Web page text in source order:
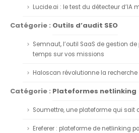
Lucide.ai : le test du détecteur d’IA
Catégorie : Outils d’audit SEO
Semnaut, l’outil SaaS de gestion
temps sur vos missions
Haloscan révolutionne la
Catégorie : Plateformes netlinking
Soumettre, une plateforme qui sait
Ereferer : plateforme de netlinking